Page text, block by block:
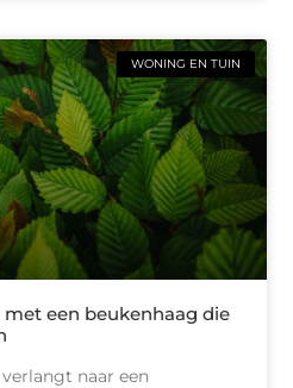
WONING EN TUIN
een beukenhaag die
naar een